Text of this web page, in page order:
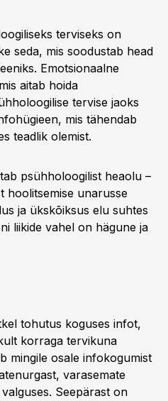
terviseks on
seda, mis soodustab head
Emotsionaalne
aitab hoida
tervise jaoks
mis tähendab
teadlik olemist.
psühholoogilist heaolu –
hoolitsemise unarusse
ja ükskõiksus elu suhtes
liikide vahel on hägune ja
tohutus koguses infot,
korraga tervikuna
mingile osale infokogumist
varasemate
Seepärast on